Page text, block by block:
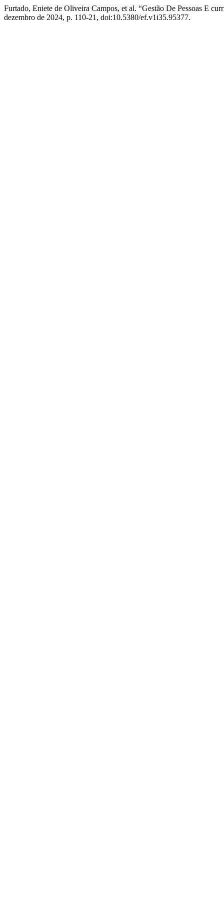
Furtado, Eniete de Oliveira Campos, et al. “Gestão De Pessoas E
dezembro de 2024, p. 110-21, doi:10.5380/ef.v1i35.95377.